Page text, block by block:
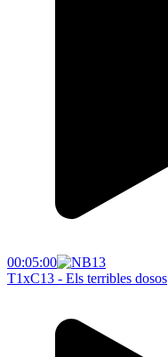
00:05:00
T1xC13 - Els terribles dosos